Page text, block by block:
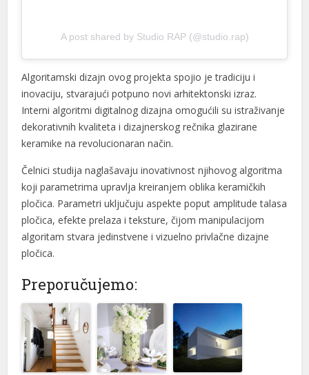
A post shared by Studio RAP (@studio.rap)
Algoritamski dizajn ovog projekta spojio je tradiciju i
inovaciju, stvarajući potpuno novi arhitektonski izraz.
Interni algoritmi digitalnog dizajna omogućili su istraživanje
dekorativnih kvaliteta i dizajnerskog rečnika glazirane
keramike na revolucionaran način.
Čelnici studija naglašavaju inovativnost njihovog algoritma
koji parametrima upravlja kreiranjem oblika keramičkih
pločica. Parametri uključuju aspekte poput amplitude talasa
pločica, efekte prelaza i teksture, čijom manipulacijom
algoritam stvara jedinstvene i vizuelno privlačne dizajne
pločica.
Preporučujemo: